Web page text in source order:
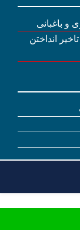
و باغبانی
انداختن